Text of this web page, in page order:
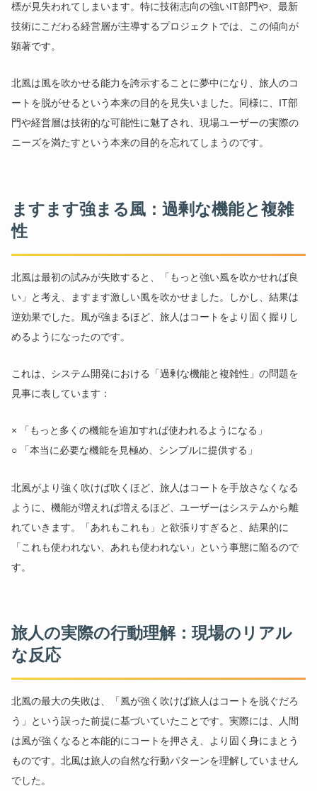
標が見失われてしまいます。特に技術志向の強いIT部門や、最新
技術にこだわる経営層が主導するプロジェクトでは、この傾向が
顕著です。
北風は風を吹かせる能力を誇示することに夢中になり、旅人のコ
ートを脱がせるという本来の目的を見失いました。同様に、IT部
門や経営層は技術的な可能性に魅了され、現場ユーザーの実際の
ニーズを満たすという本来の目的を忘れてしまうのです。
ますます強まる風：過剰な機能と複雑
性
北風は最初の試みが失敗すると、「もっと強い風を吹かせれば良
い」と考え、ますます激しい風を吹かせました。しかし、結果は
逆効果でした。風が強まるほど、旅人はコートをより固く握りし
めるようになったのです。
これは、システム開発における「過剰な機能と複雑性」の問題を
見事に表しています：
× 「もっと多くの機能を追加すれば使われるようになる」
○ 「本当に必要な機能を見極め、シンプルに提供する」
北風がより強く吹けば吹くほど、旅人はコートを手放さなくなる
ように、機能が増えれば増えるほど、ユーザーはシステムから離
れていきます。「あれもこれも」と欲張りすぎると、結果的に
「これも使われない、あれも使われない」という事態に陥るので
す。
旅人の実際の行動理解：現場のリアル
な反応
北風の最大の失敗は、「風が強く吹けば旅人はコートを脱ぐだろ
う」という誤った前提に基づいていたことです。実際には、人間
は風が強くなると本能的にコートを押さえ、より固く身にまとう
ものです。北風は旅人の自然な行動パターンを理解していません
でした。